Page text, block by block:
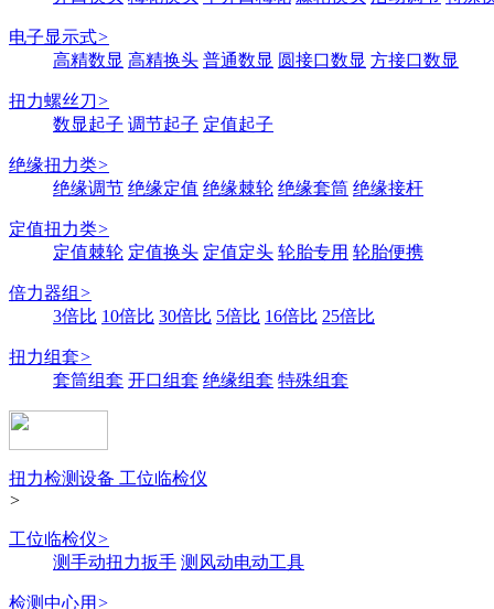
电子显示式>
高精数显 高精换头 普通数显 圆接口数显 方接口数显
扭力螺丝刀>
数显起子 调节起子 定值起子
绝缘扭力类>
绝缘调节 绝缘定值 绝缘棘轮 绝缘套筒 绝缘接杆
定值扭力类>
定值棘轮 定值换头 定值定头 轮胎专用 轮胎便携
倍力器组 >
3倍比 10倍比 30倍比 5倍比 16倍比 25倍比
扭力组套>
套筒组套 开口组套 绝缘组套 特殊组套
扭力检测设备 工位临检仪
>
工位临检仪>
测手动扭力扳手 测风动电动工具
检测中心用 >